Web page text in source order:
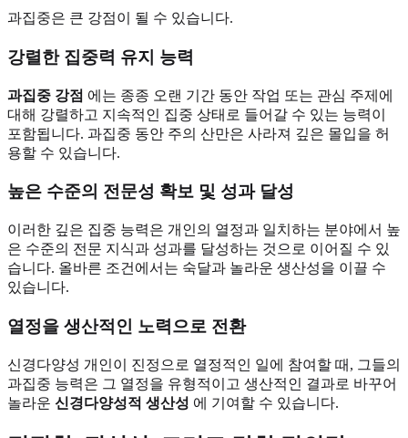
과집중은 큰 강점이 될 수 있습니다.
강렬한 집중력 유지 능력
과집중 강점 에는 종종 오랜 기간 동안 작업 또는 관심 주제에
대해 강렬하고 지속적인 집중 상태로 들어갈 수 있는 능력이
포함됩니다. 과집중 동안 주의 산만은 사라져 깊은 몰입을 허
용할 수 있습니다.
높은 수준의 전문성 확보 및 성과 달성
이러한 깊은 집중 능력은 개인의 열정과 일치하는 분야에서 높
은 수준의 전문 지식과 성과를 달성하는 것으로 이어질 수 있
습니다. 올바른 조건에서는 숙달과 놀라운 생산성을 이끌 수
있습니다.
열정을 생산적인 노력으로 전환
신경다양성 개인이 진정으로 열정적인 일에 참여할 때, 그들의
과집중 능력은 그 열정을 유형적이고 생산적인 결과로 바꾸어
놀라운 신경다양성적 생산성 에 기여할 수 있습니다.